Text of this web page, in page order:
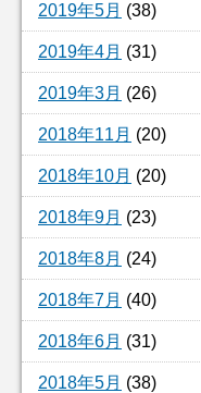
2019年5月 (38)
2019年4月 (31)
2019年3月 (26)
2018年11月 (20)
2018年10月 (20)
2018年9月 (23)
2018年8月 (24)
2018年7月 (40)
2018年6月 (31)
2018年5月 (38)